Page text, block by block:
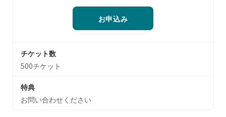
お申込み
チケット数
500チケット
特典
お問い合わせください